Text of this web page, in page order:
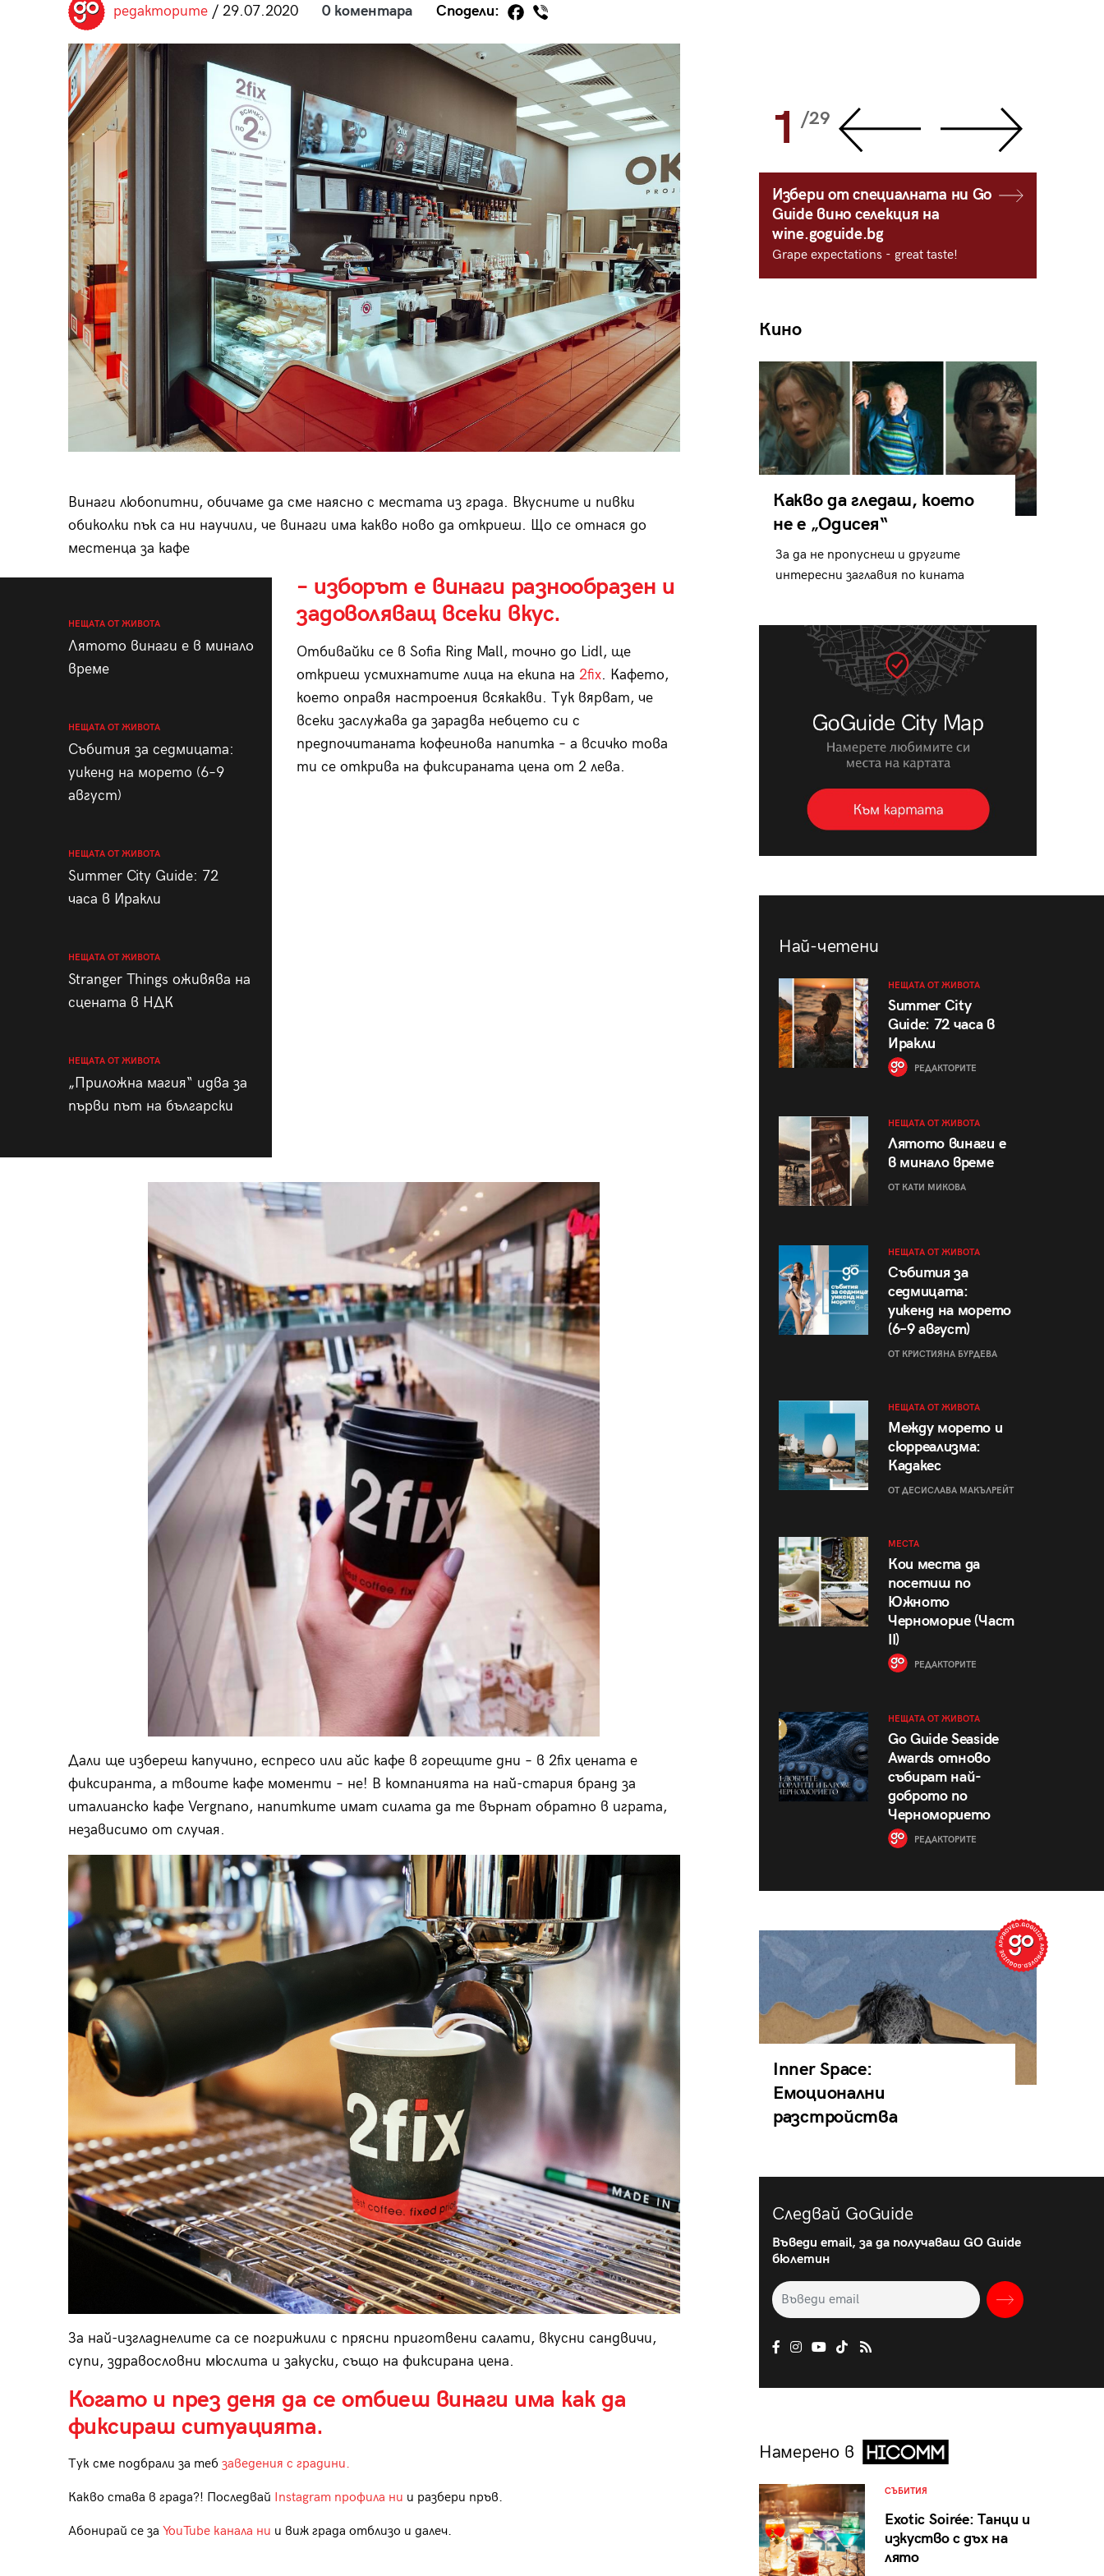
редакторите/ 29.07.2020 0 коментара Сподели:
Винаги любопитни, обичаме да сме наясно с местата из града. Вкусните и пивки
обиколки пък са ни научили, че винаги има какво ново да откриеш. Що се отнася до
местенца за кафе
НЕЩАТА ОТ ЖИВОТА
Лятото винаги е в минало
време
НЕЩАТА ОТ ЖИВОТА
Събития за седмицата:
уикенд на морето (6–9
август)
НЕЩАТА ОТ ЖИВОТА
Summer City Guide: 72
часа в Иракли
НЕЩАТА ОТ ЖИВОТА
Stranger Things оживява на
сцената в НДК
НЕЩАТА ОТ ЖИВОТА
„Приложна магия“ идва за
първи път на български
– изборът е винаги разнообразен и
задоволяващ всеки вкус.
Отбивайки се в Sofia Ring Mall, точно до Lidl, ще
откриеш усмихнатите лица на екипа на 2fix. Кафето,
което оправя настроения всякакви. Тук вярват, че
всеки заслужава да зарадва небцето си с
предпочитаната кофеинова напитка – а всичко това
ти се открива на фиксираната цена от 2 лева.
Дали ще избереш капучино, еспресо или айс кафе в горещите дни – в 2fix цената е
фиксиранта, а твоите кафе моменти – не! В компанията на най-стария бранд за
италианско кафе Vergnano, напитките имат силата да те върнат обратно в играта,
независимо от случая.
За най-изгладнелите са се погрижили с прясни приготвени салати, вкусни сандвичи,
супи, здравословни мюслита и закуски, също на фиксирана цена.
Когато и през деня да се отбиеш винаги има как да
фиксираш ситуацията.
Тук сме подбрали за теб заведения с градини.
Какво става в града?! Последвай Instagram профила ни и разбери пръв.
Абонирай се за YouTube канала ни и виж града отблизо и далеч.
28/29 29/29 1 /29
Избери от специалната ни Go
Guide вино селекция на
wine.goguide.bg
Grape expectations - great taste!
Кино
Какво да гледаш, което
не е „Одисея“
За да не пропуснеш и другите
интересни заглавия по кината
Най-четени
НЕЩАТА ОТ ЖИВОТА
Summer City
Guide: 72 часа в
Иракли
РЕДАКТОРИТЕ
НЕЩАТА ОТ ЖИВОТА
Лятото винаги е
в минало време
ОТ КАТИ МИКОВА
НЕЩАТА ОТ ЖИВОТА
Събития за
седмицата:
уикенд на морето
(6–9 август)
ОТ КРИСТИЯНА БУРДЕВА
НЕЩАТА ОТ ЖИВОТА
Между морето и
сюрреализма:
Кадакес
ОТ ДЕСИСЛАВА МАКЪЛРЕЙТ
МЕСТА
Кои места да
посетиш по
Южното
Черноморие (Част
II)
РЕДАКТОРИТЕ
НЕЩАТА ОТ ЖИВОТА
Go Guide Seaside
Awards отново
събират най-
доброто по
Черноморието
РЕДАКТОРИТЕ
Inner Space:
Емоционални
разстройства
Следвай GoGuide
Въведи email, за да получаваш GO Guide
бюлетин
Намерено в
СЪБИТИЯ
Exotic Soirée: Танци и
изкуство с дъх на
лято